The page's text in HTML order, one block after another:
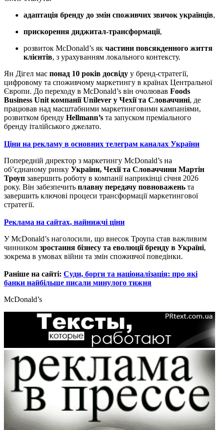
адаптація бренду до змін споживчих звичок українців,
прискорення диджитал-трансформації,
розвиток McDonald’s як частини повсякденного життя
клієнтів, з урахуванням локального контексту.
Ян Дігел має понад 10 років досвіду у бренд-стратегії,
цифровому та споживчому маркетингу в країнах Центральної
Європи. До переходу в McDonald’s він очолював Foods
Business Unit компанії Unilever у Чехії та Словаччині, де
працював над масштабними маркетинговими кампаніями,
розвитком бренду Hellmann’s та запуском преміального
бренду італійського джелато.
Ціни на рекламу в основних телеграм каналах України
Попередній директор з маркетингу McDonald’s на
об’єднаному ринку України, Чехії та Словаччини Мартін
Троуп завершить роботу в компанії наприкінці січня 2026
року. Він забезпечить плавну передачу повноважень та
завершить ключові процеси трансформації маркетингової
стратегії.
Реклама на сайтах, найнижчі ціни
У McDonald’s наголосили, що внесок Троупа став важливим
чинником зростання бізнесу та еволюції бренду в Україні,
зокрема в умовах війни та змін споживчої поведінки.
Раніше на сайті: Суди, борги та націоналізація: про які
банки найбільше писали минулого тижня
McDonald’s